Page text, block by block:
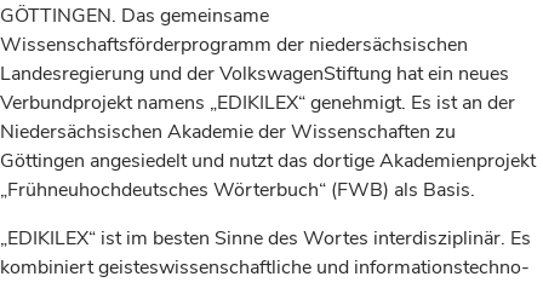
GÖTTINGEN. Das gemeinsame
Wissenschaftsförderprogramm der niedersächsischen
Landesregierung und der VolkswagenStiftung hat ein neues
Verbundprojekt namens „EDIKILEX“ genehmigt. Es ist an der
Niedersächsischen Akademie der Wissenschaften zu
Göttingen angesiedelt und nutzt das dortige Akademienprojekt
„Frühneuhochdeutsches Wörterbuch“ (FWB) als Basis.
„EDIKILEX“ ist im besten Sinne des Wortes interdisziplinär. Es
kombiniert geisteswissenschaftliche und informationstechno-